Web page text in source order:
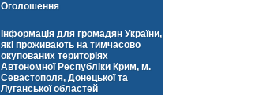
Оголошення
Інформація для громадян України,
які проживають на тимчасово
окупованих територіях
Автономної Республіки Крим, м.
Севастополя, Донецької та
Луганської областей